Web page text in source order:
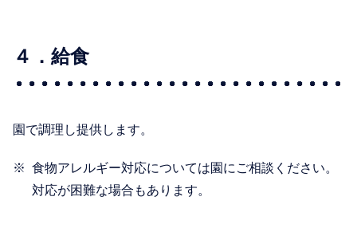
４．給食
園で調理し提供します。
食物アレルギー対応については園にご相談ください。
対応が困難な場合もあります。